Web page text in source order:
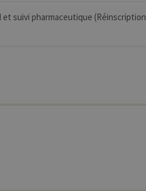
suivi pharmaceutique (Réinscription